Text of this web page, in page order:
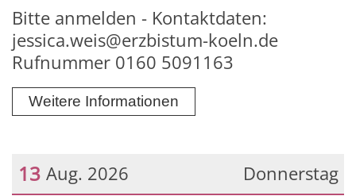
Bitte anmelden - Kontaktdaten:
jessica.weis@erzbistum-koeln.de
Rufnummer 0160 5091163
Weitere Informationen
Donnerstag
13 Aug. 2026